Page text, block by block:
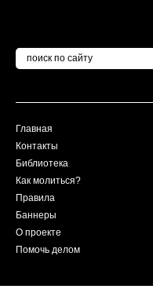
Главная
Контакты
Библиотека
Как молиться?
Правила
Баннеры
О проекте
Помочь делом